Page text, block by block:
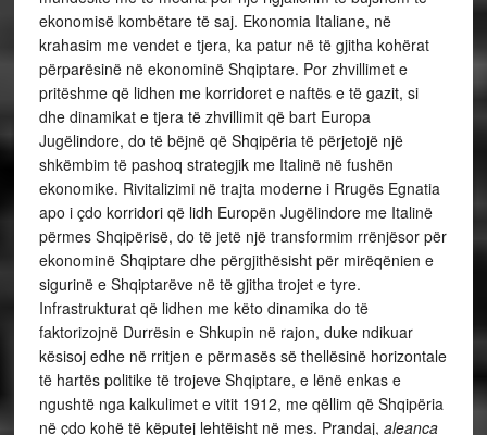
ekonomisë kombëtare të saj. Ekonomia Italiane, në
krahasim me vendet e tjera, ka patur në të gjitha kohërat
përparësinë në ekonominë Shqiptare. Por zhvillimet e
pritëshme që lidhen me korridoret e naftës e të gazit, si
dhe dinamikat e tjera të zhvillimit që bart Europa
Jugëlindore, do të bëjnë që Shqipëria të përjetojë një
shkëmbim të pashoq strategjik me Italinë në fushën
ekonomike. Rivitalizimi në trajta moderne i Rrugës Egnatia
apo i çdo korridori që lidh Europën Jugëlindore me Italinë
përmes Shqipërisë, do të jetë një transformim rrënjësor për
ekonominë Shqiptare dhe përgjithësisht për mirëqënien e
sigurinë e Shqiptarëve në të gjitha trojet e tyre.
Infrastrukturat që lidhen me këto dinamika do të
faktorizojnë Durrësin e Shkupin në rajon, duke ndikuar
kësisoj edhe në rritjen e përmasës së thellësinë horizontale
të hartës politike të trojeve Shqiptare, e lënë enkas e
ngushtë nga kalkulimet e vitit 1912, me qëllim që Shqipëria
në çdo kohë të këputej lehtëisht në mes. Prandaj, aleanca